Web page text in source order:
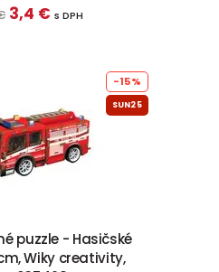
3,4 € s DPH
-15%
SUN25
puzzle - Hasičské
Wiky creativity,